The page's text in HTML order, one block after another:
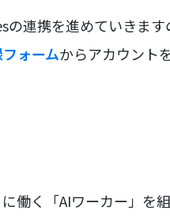
連携を進めていきます
ォームからアカウント
働く「AIワーカー」を